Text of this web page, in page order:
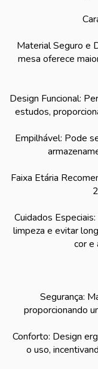
Material Seguro e
mesa oferece
Design Funcional:
estudos,
Empilhável: Pode
Faixa Etária
Cuidados
limpeza e evitar
cor e
Segurança:
proporcionando
Conforto: Design
o uso,